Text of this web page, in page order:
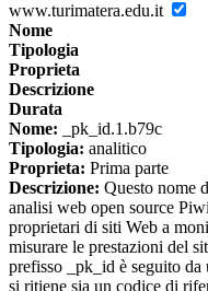
www.turimatera.edu.it
Nome
Tipologia
Proprieta
Descrizione
Durata
Nome: _pk_id.1.b79c
Tipologia: analitico
Proprieta: Prima parte
Descrizione: Questo nome
analisi web open source
proprietari di siti Web a
misurare le prestazioni del
prefisso _pk_id è seguito da
si ritiene sia un codice di